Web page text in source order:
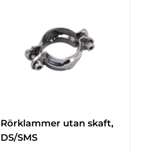
Rörklammer utan skaft,
DS/SMS